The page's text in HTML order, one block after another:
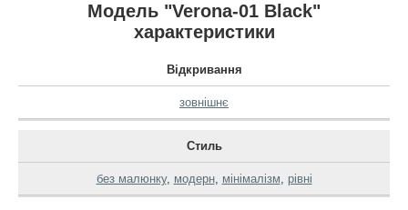
Модель "Verona-01 Black"
характеристики
Відкривання
зовнішнє
Стиль
без малюнку, модерн, мінімалізм, рівні